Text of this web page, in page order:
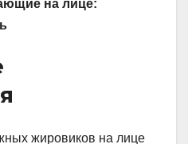
жировиков на лице